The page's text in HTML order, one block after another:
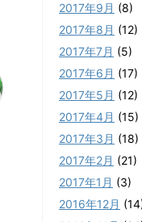
2017年9月 (8)
2017年8月 (12)
2017年7月 (5)
2017年6月 (17)
2017年5月 (12)
2017年4月 (15)
2017年3月 (18)
2017年2月 (21)
2017年1月 (3)
2016年12月